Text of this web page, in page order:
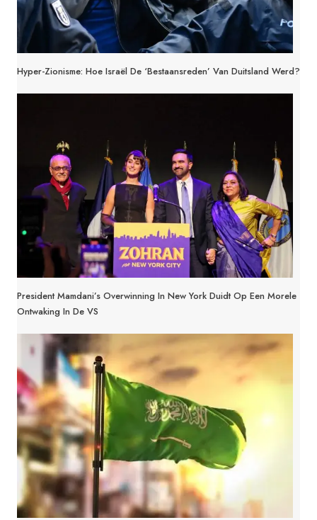
Hyper-Zionisme: Hoe Israël De ‘bestaansreden’ Van Duitsland Werd?
President Mamdani’s Overwinning In New York Duidt Op Een Morele
Ontwaking In De VS